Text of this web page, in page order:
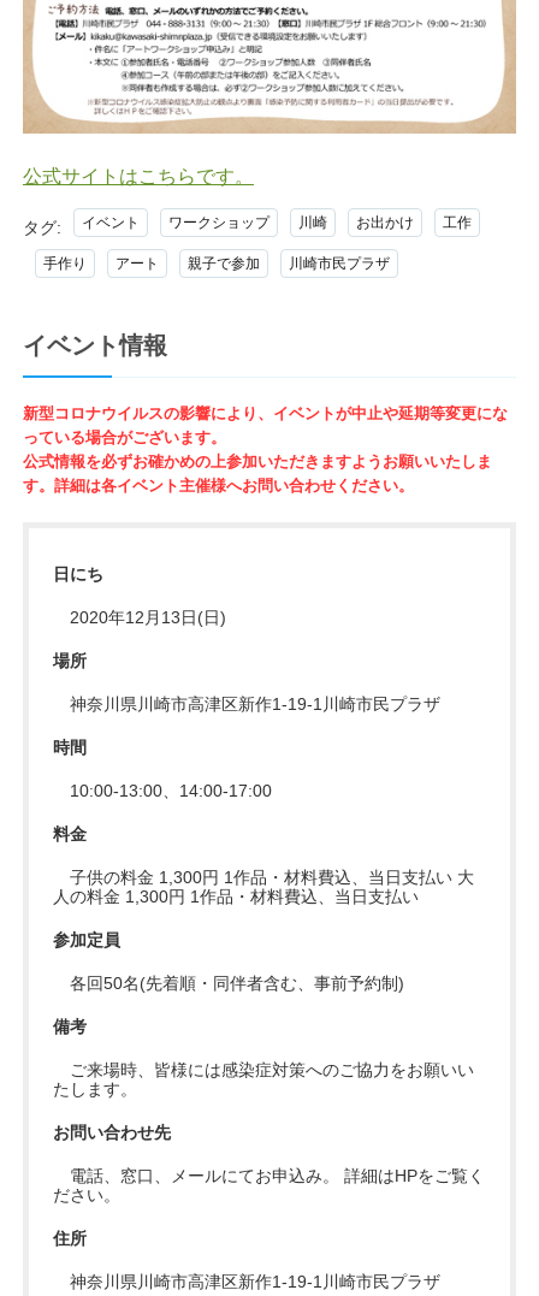
公式サイトはこちらです。
タグ: イベント ワークショップ 川崎 お出かけ 工作
手作り アート 親子で参加 川崎市民プラザ
イベント情報
新型コロナウイルスの影響により、イベントが中止や延期等変更にな
っている場合がございます。
公式情報を必ずお確かめの上参加いただきますようお願いいたしま
す。詳細は各イベント主催様へお問い合わせください。
日にち
2020年12月13日(日)
場所
神奈川県川崎市高津区新作1-19-1川崎市民プラザ
時間
10:00-13:00、14:00-17:00
料金
子供の料金 1,300円 1作品・材料費込、当日支払い 大
人の料金 1,300円 1作品・材料費込、当日支払い
参加定員
各回50名(先着順・同伴者含む、事前予約制)
備考
ご来場時、皆様には感染症対策へのご協力をお願いい
たします。
お問い合わせ先
電話、窓口、メールにてお申込み。 詳細はHPをご覧く
ださい。
住所
神奈川県川崎市高津区新作1-19-1川崎市民プラザ